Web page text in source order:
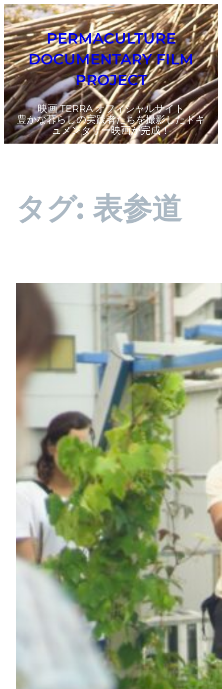
PERMACULTURE
DOCUMENTARY FILM
PROJECT
映画 TERRA オフィシャルサイト
豊かな暮らしの実践者たちを撮影したドキ
ュメンタリー映画が完成！
タグ: 表参道